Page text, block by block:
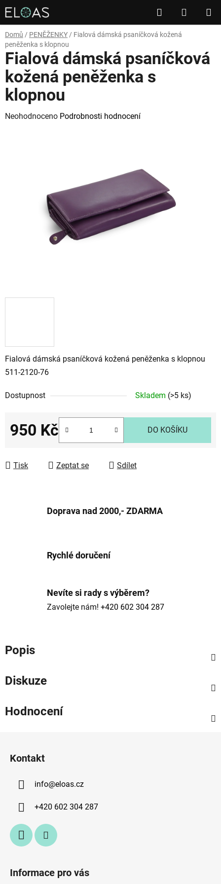
Přejít
na
obsah
Hledat
KOŠÍK
Domů / PENĚŽENKY / Fialová dámská psaníčková kožená
peněženka s klopnou
Fialová dámská psaníčková kožená peněženka s klopnou
511-2120-76
Dostupnost Skladem (>5 ks)
950 Kč DO KOŠÍKU
Tisk Zeptat se Sdílet
Fialová dámská psaníčková
kožená peněženka s
klopnou
Průměrné
Neohodnoceno Podrobnosti hodnocení
Doprava nad 2000,- ZDARMA
Rychlé doručení
Nevíte si rady s výběrem?
Zavolejte nám! +420 602 304 287
Popis
Diskuze
Hodnocení
Kontakt
info@eloas.cz
+420 602 304 287
Informace pro vás